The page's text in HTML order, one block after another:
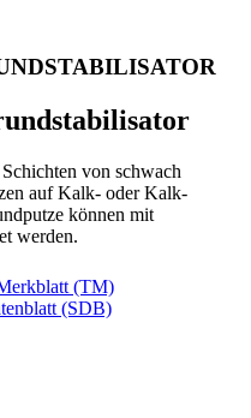
von schwach
auf Kalk- oder Kalk-
können mit
werden.
(TM)
(SDB)